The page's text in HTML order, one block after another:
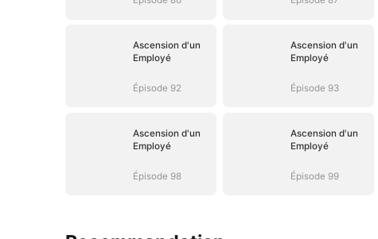
Ascension d'un
Employé
Épisode 92
Ascension d'un
Employé
Épisode 93
Ascension d'un
Employé
Épisode 98
Ascension d'un
Employé
Épisode 99